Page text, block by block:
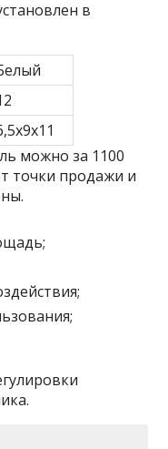
в
можно за 1100
точки продажи и